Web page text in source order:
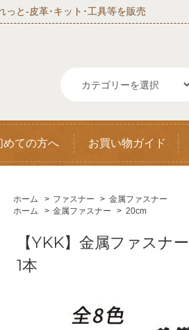
っと‐皮革･キット･工具等を販売
めての方へ お買い物ガイド
ホーム > ファスナー > 金属ファスナー
ホーム
> 金属ファスナー > 20cm
【YKK】金属ファス
1本